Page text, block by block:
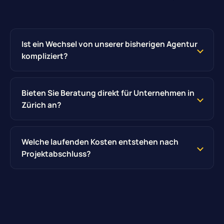
Ist ein Wechsel von unserer bisherigen Agentur
kompliziert?
Bieten Sie Beratung direkt für Unternehmen in
Zürich an?
Welche laufenden Kosten entstehen nach
Projektabschluss?